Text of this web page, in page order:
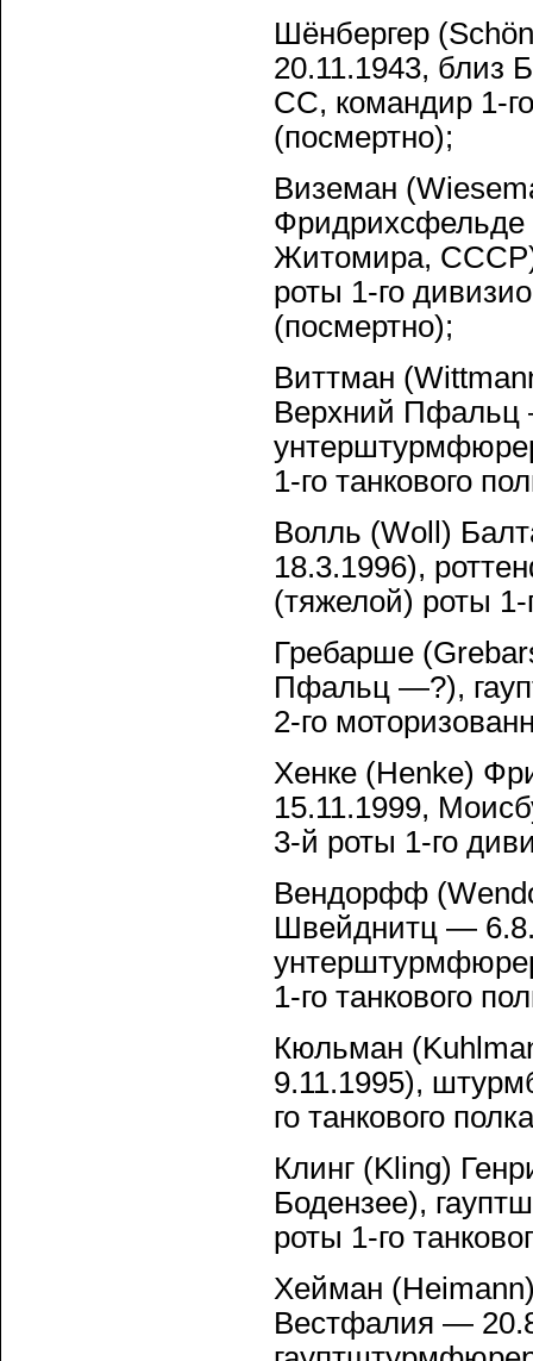
Шёнбергер
20.11.1943,
СС, командир 1-
(посмертно);
Виземан
Фридрихсфельде
Житомира,
роты 1-го
(посмертно);
Виттман
Верхний Пфальц
1-го танкового
Волль (Woll)
18.3.1996),
(тяжелой) роты
Гребарше
Пфальц —?),
2-го
Хенке (Henke)
15.11.1999,
3-й роты 1-го
Вендорфф
Швейднитц —
1-го танкового
Кюльман
9.11.1995),
го танкового
Клинг (Kling)
Бодензее),
роты 1-го
Хейман
Вестфалия —